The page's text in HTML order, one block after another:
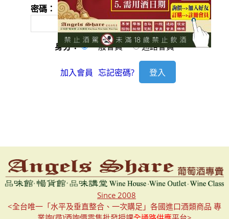
密碼：
身分： 一般會員 通路會員
加入會員 忘記密碼?
Since 2008
<全台唯一「水平及垂直整合、一次購足」各國進口酒類商品 專